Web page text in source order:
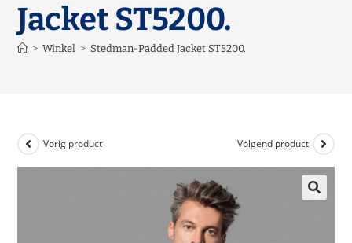
Jacket ST5200.
> Winkel > Stedman-Padded Jacket ST5200.
Vorig product Volgend product